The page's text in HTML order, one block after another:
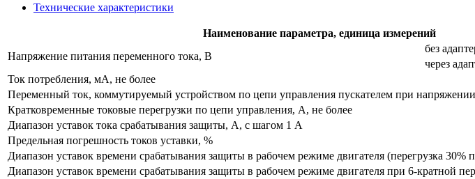
Технические характеристики
Наименование параметра, единица измерений
Напряжение питания переменного тока, В
без
через
Ток потребления, мА, не более
Переменный ток, коммутируемый устройством по цепи управления пускателем при
Кратковременные токовые перегрузки по цепи управления, А, не более
Диапазон уставок тока срабатывания защиты, А, с шагом 1 А
Предельная погрешность токов уставки, %
Диапазон уставок времени срабатывания защиты в рабочем режиме двигателя (перегрузка 30%
Диапазон уставок времени срабатывания защиты в рабочем режиме двигателя при 6-кратной